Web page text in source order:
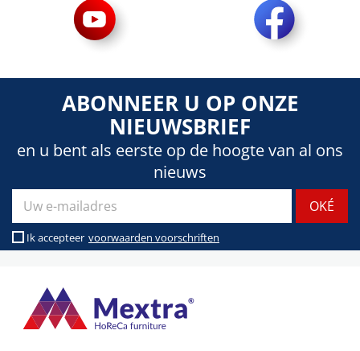
ABONNEER U OP ONZE
NIEUWSBRIEF
en u bent als eerste op de hoogte van al ons
nieuws
Ik accepteer voorwaarden voorschriften